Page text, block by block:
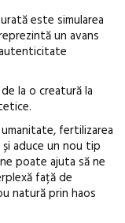
este simularea
un avans
la o creatură la
fertilizarea
aduce un nou tip
poate ajuta să ne
față de
natură prin haos